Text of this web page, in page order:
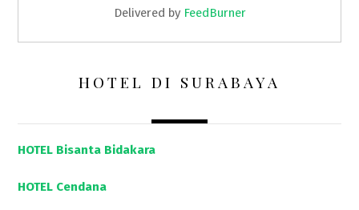
Delivered by FeedBurner
HOTEL DI SURABAYA
HOTEL Bisanta Bidakara
HOTEL Cendana